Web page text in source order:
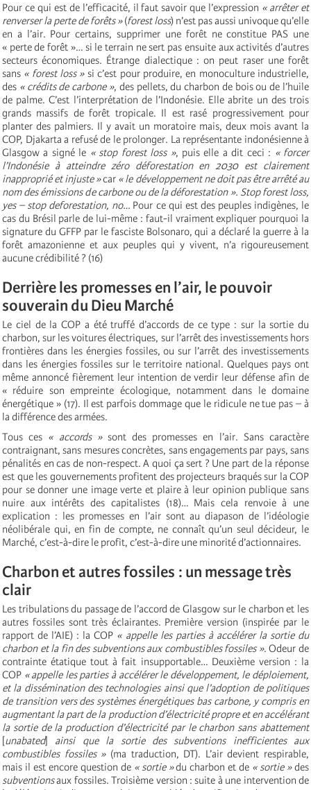
Pour ce qui est de l’efficacité, il faut savoir que l’expression « arrêter et
renverser la perte de forêts »(forest loss) n’est pas aussi univoque qu’elle
en a l’air. Pour certains, supprimer une forêt ne constitue PAS une
« perte de forêt »… si le terrain ne sert pas ensuite aux activités d’autres
secteurs économiques. Étrange dialectique : on peut raser une forêt
sans « forest loss »si c’est pour produire, en monoculture industrielle,
des « crédits de carbone », des pellets, du charbon de bois ou de l’huile
de palme. C’est l’interprétation de l’Indonésie. Elle abrite un des trois
grands massifs de forêt tropicale. Il est rasé progressivement pour
planter des palmiers. Il y avait un moratoire mais, deux mois avant la
COP, Djakarta a refusé de le prolonger. La représentante indonésienne à
Glasgow a signé le « stop forest loss », puis elle a dit ceci : « forcer
l’Indonésie à atteindre zéro déforestation en 2030 est clairement
inapproprié et injuste »car « le développement ne doit pas être arrêté au
nom des émissions de carbone ou de la déforestation ». Stop forest loss,
yes – stop deforestation, no… Pour ce qui est des peuples indigènes, le
cas du Brésil parle de lui-même : faut-il vraiment expliquer pourquoi la
signature du GFFP par le fasciste Bolsonaro, qui a déclaré la guerre à la
forêt amazonienne et aux peuples qui y vivent, n’a rigoureusement
aucune crédibilité ? (16)
Derrière les promesses en l’air, le pouvoir
souverain du Dieu Marché
Le ciel de la COP a été truffé d’accords de ce type : sur la sortie du
charbon, sur les voitures électriques, sur l’arrêt des investissements hors
frontières dans les énergies fossiles, ou sur l’arrêt des investissements
dans les énergies fossiles sur le territoire national. Quelques pays ont
même annoncé fièrement leur intention de verdir leur défense afin de
« réduire son empreinte écologique, notamment dans le domaine
énergétique » (17). Il est parfois dommage que le ridicule ne tue pas – à
la différence des armées.
Tous ces « accords »sont des promesses en l’air. Sans caractère
contraignant, sans mesures concrètes, sans engagements par pays, sans
pénalités en cas de non-respect. A quoi ça sert ? Une part de la réponse
est que les gouvernements profitent des projecteurs braqués sur la COP
pour se donner une image verte et plaire à leur opinion publique sans
nuire aux intérêts des capitalistes (18)… Mais cela renvoie à une
explication : les promesses en l’air sont au diapason de l’idéologie
néolibérale qui, en fin de compte, ne connaît qu’un seul décideur, le
Marché, c’est-à-dire le profit, c’est-à-dire une minorité d’actionnaires.
Charbon et autres fossiles : un message très
clair
Les tribulations du passage de l’accord de Glasgow sur le charbon et les
autres fossiles sont très éclairantes. Première version (inspirée par le
rapport de l’AIE) : la COP « appelle les parties à accélérer la sortie du
charbon et la fin des subventions aux combustibles fossiles ». Odeur de
contrainte étatique tout à fait insupportable… Deuxième version : la
COP « appelle les parties à accélérer le développement, le déploiement,
et la dissémination des technologies ainsi que l’adoption de politiques
de transition vers des systèmes énergétiques bas carbone, y compris en
augmentant la part de la production d’électricité propre et en accélérant
la sortie de la production d’électricité par le charbon sans abattement
[unabated] ainsi que la sortie des subventions inefficientes aux
combustibles fossiles »(ma traduction, DT). L’air devient respirable,
mais il est encore question de « sortie »du charbon et de « sortie »des
subventionsaux fossiles. Troisième version : suite à une intervention de